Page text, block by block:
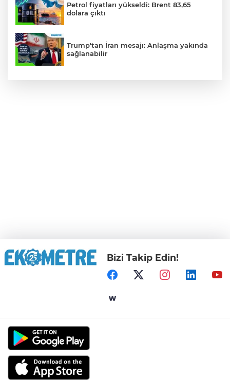
Petrol fiyatları yükseldi: Brent 83,65
dolara çıktı
Trump'tan İran mesajı: Anlaşma yakında
sağlanabilir
Bizi Takip Edin!